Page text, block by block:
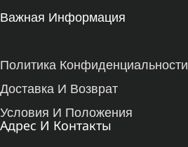
Важная Информация
Политика Конфиденциальности
Доставка И Возврат
Условия И Положения
Адрес И Контакты